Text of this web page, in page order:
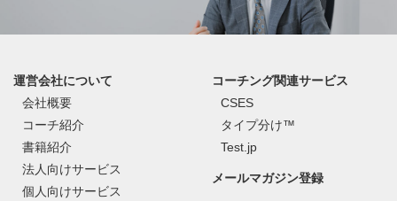
運営会社について
会社概要
コーチ紹介
書籍紹介
法人向けサービス
個人向けサービス
コーチング関連サービス
CSES
タイプ分け™
Test.jp
メールマガジン登録